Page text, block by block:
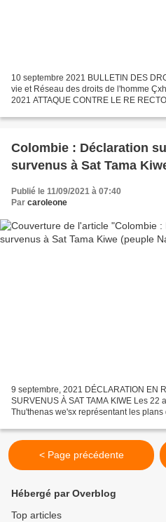
10 septembre 2021 BULLETIN DES
vie et Réseau des droits de l'homme
2021 ATTAQUE CONTRE LE RE
défense...
Colombie : Déclaration
survenus à Sat Tama
Publié le 11/09/2021 à 07:40
Par caroleone
9 septembre, 2021 DÉCLARATION EN
SURVENUS À SAT TAMA KIWE Les 22
Thu'thenas we'sx représentant les
< Page précédente
Hébergé par Overblog
Top articles